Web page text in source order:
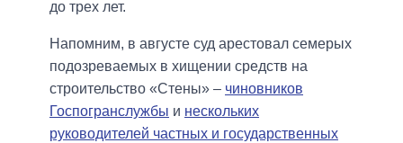
до трех лет.
Напомним, в августе суд арестовал семерых
подозреваемых в хищении средств на
строительство «Стены» – чиновников
Госпогранслужбы и нескольких
руководителей частных и государственных